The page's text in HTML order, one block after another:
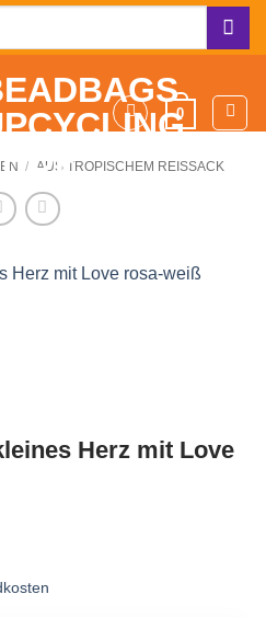
0
/ AUS TROPISCHEM REISSACK
Herz mit Love